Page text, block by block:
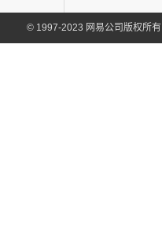
©1997-2023 网易公司版权所有